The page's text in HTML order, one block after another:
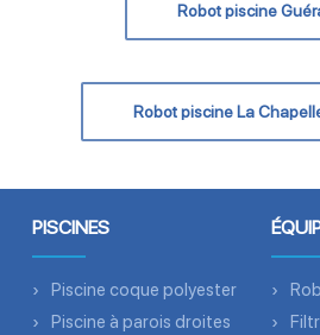
Robot piscine
Robot piscine La
PISCINES
Piscine coque polyester
Piscine à parois droites